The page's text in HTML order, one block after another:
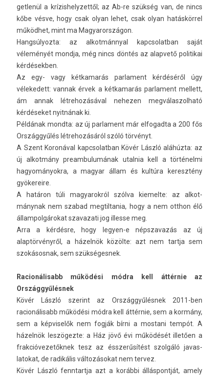
getlenül a krízis­helyzet­től; az Ab-re szükség van, de nincs
kőbe vésve, hogy csak olyan lehet, csak olyan hatáskörrel
működhet, mint ma Magyarországon.
Han­gsúlyoz­ta: az al­kot­mánny­al kapcsolat­ban saját
véleményét mondja, még nincs döntés az al­ap­vető politikai
kér­désekb­en.
Az egy- vagy két­kamarás par­la­ment kérdéséről úgy
vélekedett: van­nak érvek a két­kamarás par­la­ment mel­lett,
ám annak lét­rehozásáv­al nehez­en meg­válas­zolható
kérdéseket nyitnának ki.
Példának mondta: az új par­la­ment már el­fogad­ta a 200 fős
Országgyűlés lét­rehozásáról szóló törvényt.
A Szent Koronával kapcsolat­ban Kövér László aláhúzta: az
új al­kot­mány pre­am­bulumának utal­nia kell a történelmi
hagyományok­ra, a magyar állam és kultúra keresztény
gyökereire.
A határon túli magyarok­ról szólva kiemel­te: az al­kot­
mánynak nem szabad meg­tiltania, hogy a nem otthon élő
állam­polgárokat szavazati jog il­les­se meg.
Arra a kérdésre, hogy legyen-e népszavazás az új
alaptörvényről, a házelnök közölte: azt nem tartja sem
szokásos­nak, sem szük­séges­nek.
Racionálisabb működési módra kell áttérnie az
Országgyűlésnek
Kövér László szerint az Országgyűlésnek 2011-ben
racionálisabb működési módra kell áttérnie, sem a kormány,
sem a kép­viselők nem fogják bírni a mos­tani tempót. A
házelnök leszögezte: a Ház jövő évi működését illetően a
frak­cióvezetők­nek tesz az ésszerűsítést szolgáló javas­
latokat, de radikális változásokat nem ter­vez.
Kövér László fenntartja azt a korábbi állás­pontját, amely